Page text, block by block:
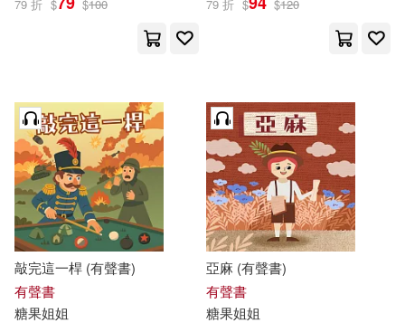
79 折 $ $100 79 折 $ $120
敲完這一桿 (有聲書)
有聲書
糖果姐姐
亞麻 (有聲書)
有聲書
糖果姐姐